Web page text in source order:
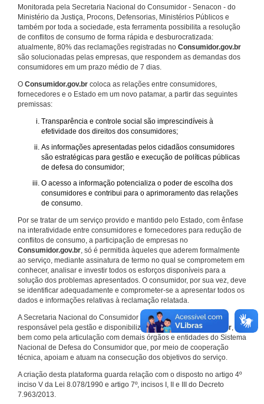
Monitorada pela Secretaria Nacional do Consumidor - Senacon - do
Ministério da Justiça, Procons, Defensorias, Ministérios Públicos e
também por toda a sociedade, esta ferramenta possibilita a resolução
de conflitos de consumo de forma rápida e desburocratizada:
atualmente, 80% das reclamações registradas no Consumidor.gov.br
são solucionadas pelas empresas, que respondem as demandas dos
consumidores em um prazo médio de 7 dias.
O Consumidor.gov.br coloca as relações entre consumidores,
fornecedores e o Estado em um novo patamar, a partir das seguintes
premissas:
Transparência e controle social são imprescindíveis à
efetividade dos direitos dos consumidores;
As informações apresentadas pelos cidadãos consumidores
são estratégicas para gestão e execução de políticas públicas
de defesa do consumidor;
O acesso a informação potencializa o poder de escolha dos
consumidores e contribui para o aprimoramento das relações
de consumo.
Por se tratar de um serviço provido e mantido pelo Estado, com ênfase
na interatividade entre consumidores e fornecedores para redução de
conflitos de consumo, a participação de empresas no
Consumidor.gov.br, só é permitida àqueles que aderem formalmente
ao serviço, mediante assinatura de termo no qual se comprometem em
conhecer, analisar e investir todos os esforços disponíveis para a
solução dos problemas apresentados. O consumidor, por sua vez, deve
se identificar adequadamente e comprometer-se a apresentar todos os
dados e informações relativas à reclamação relatada.
A Secretaria Nacional do Consumidor do Ministério da Justiça é a
responsável pela gestão e disponibilização doConsumidor.gov.br,
bem como pela articulação com demais órgãos e entidades do Sistema
Nacional de Defesa do Consumidor que, por meio de cooperação
técnica, apoiam e atuam na consecução dos objetivos do serviço.
A criação desta plataforma guarda relação com o disposto no artigo 4º
inciso V da Lei 8.078/1990 e artigo 7º, incisos I, II e III do Decreto
7.963/2013.